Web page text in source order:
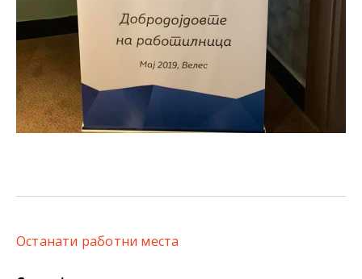
Останати работни места